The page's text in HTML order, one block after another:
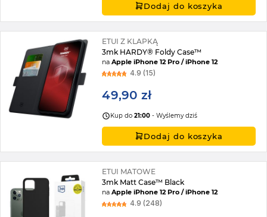
Dodaj do koszyka
ETUI Z KLAPKĄ
3mk HARDY® Foldy Case™
naApple iPhone 12 Pro / iPhone 12
4.9 (15)
49,90 zł
Kup do21:00 - Wyślemy dziś
Dodaj do koszyka
ETUI MATOWE
3mk Matt Case™ Black
naApple iPhone 12 Pro / iPhone 12
4.9 (248)